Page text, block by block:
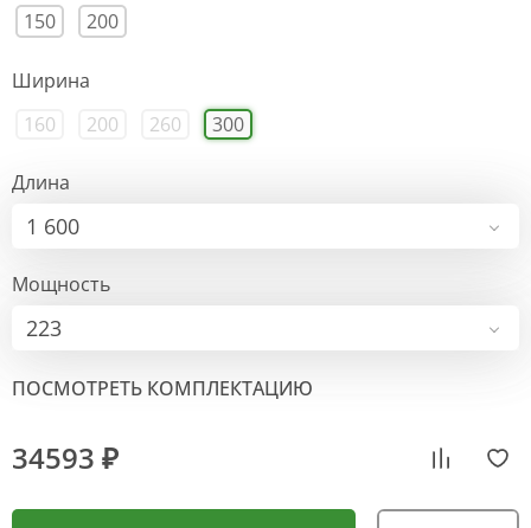
150
200
Ширина
160
200 260 300
Длина
1 600
Мощность
223
ПОСМОТРЕТЬ КОМПЛЕКТАЦИЮ
34593 ₽